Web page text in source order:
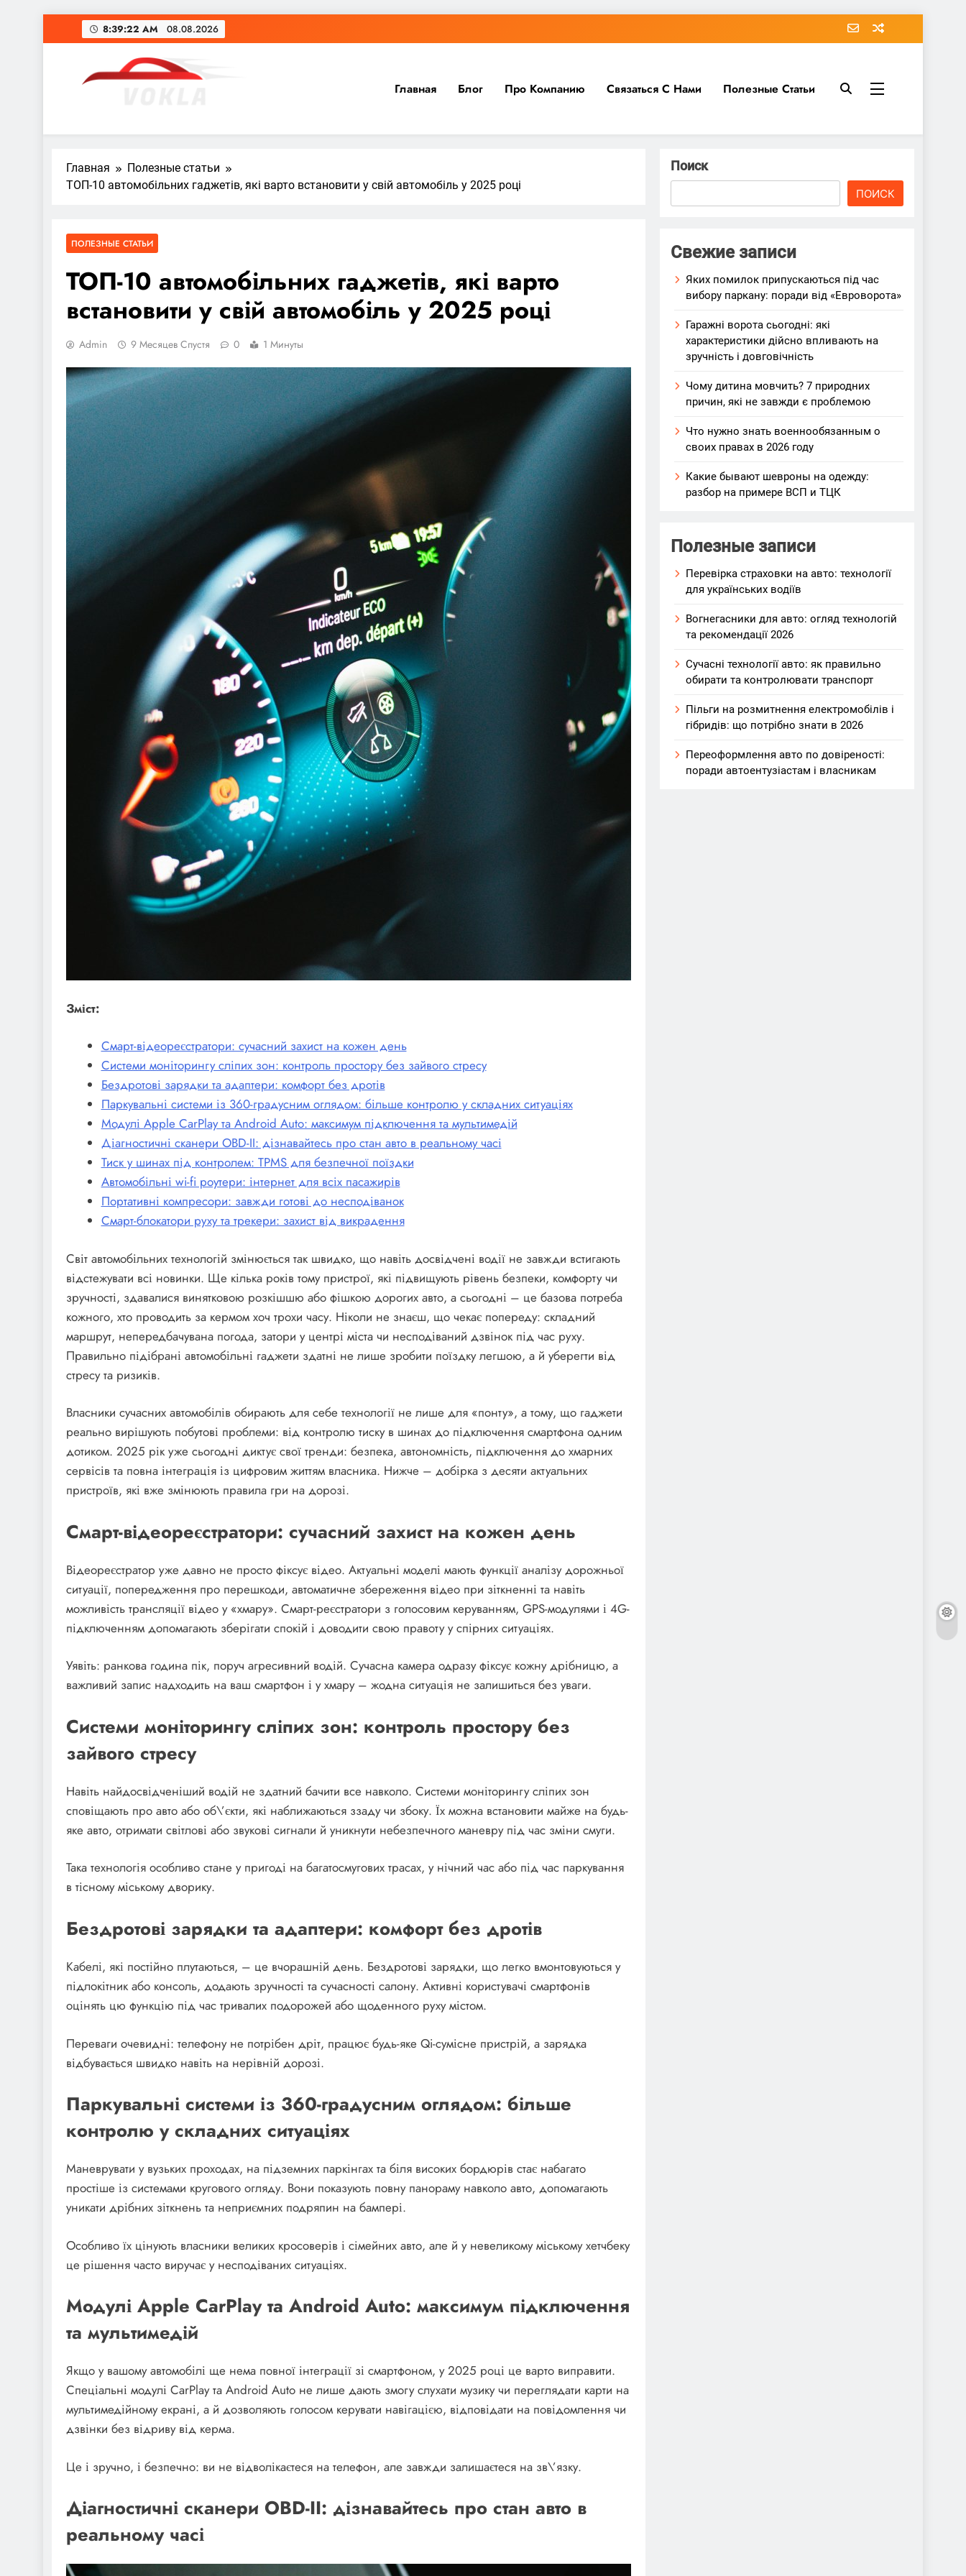
Перейти
8:39:24 AM 08.08.2026
vokla.vn.ua
Главная Блог Про Компанию Связаться С Нами Полезные Статьи
Главная
Полезные статьи
ТОП-10 автомобільних гаджетів, які варто встановити у свій автомобіль у 2025 році
ПОЛЕЗНЫЕ СТАТЬИ
ТОП-10 автомобільних гаджетів, які варто
встановити у свій автомобіль у 2025 році
Admin 9 Месяцев Спустя 0 1 Минуты
Зміст:
Смарт-відеореєстратори: сучасний захист на кожен день
Системи моніторингу сліпих зон: контроль простору без зайвого стресу
Бездротові зарядки та адаптери: комфорт без дротів
Паркувальні системи із 360-градусним оглядом: більше контролю у складних ситуаціях
Модулі Apple CarPlay та Android Auto: максимум підключення та мультимедій
Діагностичні сканери OBD-II: дізнавайтесь про стан авто в реальному часі
Тиск у шинах під контролем: TPMS для безпечної поїздки
Автомобільні wi-fi роутери: інтернет для всіх пасажирів
Портативні компресори: завжди готові до несподіванок
Смарт-блокатори руху та трекери: захист від викрадення
Світ автомобільних технологій змінюється так швидко, що навіть досвідчені водії не завжди встигають
відстежувати всі новинки. Ще кілька років тому пристрої, які підвищують рівень безпеки, комфорту чи
зручності, здавалися винятковою розкішшю або фішкою дорогих авто, а сьогодні – це базова потреба
кожного, хто проводить за кермом хоч трохи часу. Ніколи не знаєш, що чекає попереду: складний
маршрут, непередбачувана погода, затори у центрі міста чи несподіваний дзвінок під час руху.
Правильно підібрані автомобільні гаджети здатні не лише зробити поїздку легшою, а й уберегти від
стресу та ризиків.
Власники сучасних автомобілів обирають для себе технології не лише для «понту», а тому, що гаджети
реально вирішують побутові проблеми: від контролю тиску в шинах до підключення смартфона одним
дотиком. 2025 рік уже сьогодні диктує свої тренди: безпека, автономність, підключення до хмарних
сервісів та повна інтеграція із цифровим життям власника. Нижче – добірка з десяти актуальних
пристроїв, які вже змінюють правила гри на дорозі.
Смарт-відеореєстратори: сучасний захист на кожен день
Відеореєстратор уже давно не просто фіксує відео. Актуальні моделі мають функції аналізу дорожньої
ситуації, попередження про перешкоди, автоматичне збереження відео при зіткненні та навіть
можливість трансляції відео у «хмару». Смарт-реєстратори з голосовим керуванням, GPS-модулями і 4G-
підключенням допомагають зберігати спокій і доводити свою правоту у спірних ситуаціях.
Уявіть: ранкова година пік, поруч агресивний водій. Сучасна камера одразу фіксує кожну дрібницю, а
важливий запис надходить на ваш смартфон і у хмару – жодна ситуація не залишиться без уваги.
Системи моніторингу сліпих зон: контроль простору без
зайвого стресу
Навіть найдосвідченіший водій не здатний бачити все навколо. Системи моніторингу сліпих зон
сповіщають про авто або об\’єкти, які наближаються ззаду чи збоку. Їх можна встановити майже на будь-
яке авто, отримати світлові або звукові сигнали й уникнути небезпечного маневру під час зміни смуги.
Така технологія особливо стане у пригоді на багатосмугових трасах, у нічний час або під час паркування
в тісному міському дворику.
Бездротові зарядки та адаптери: комфорт без дротів
Кабелі, які постійно плутаються, – це вчорашній день. Бездротові зарядки, що легко вмонтовуються у
підлокітник або консоль, додають зручності та сучасності салону. Активні користувачі смартфонів
оцінять цю функцію під час тривалих подорожей або щоденного руху містом.
Переваги очевидні: телефону не потрібен дріт, працює будь-яке Qi-сумісне пристрій, а зарядка
відбувається швидко навіть на нерівній дорозі.
Паркувальні системи із 360-градусним оглядом: більше
контролю у складних ситуаціях
Маневрувати у вузьких проходах, на підземних паркінгах та біля високих бордюрів стає набагато
простіше із системами кругового огляду. Вони показують повну панораму навколо авто, допомагають
уникати дрібних зіткнень та неприємних подряпин на бампері.
Особливо їх цінують власники великих кросоверів і сімейних авто, але й у невеликому міському хетчбеку
це рішення часто виручає у несподіваних ситуаціях.
Модулі Apple CarPlay та Android Auto: максимум підключення
та мультимедій
Якщо у вашому автомобілі ще нема повної інтеграції зі смартфоном, у 2025 році це варто виправити.
Спеціальні модулі CarPlay та Android Auto не лише дають змогу слухати музику чи переглядати карти на
мультимедійному екрані, а й дозволяють голосом керувати навігацією, відповідати на повідомлення чи
дзвінки без відриву від керма.
Це і зручно, і безпечно: ви не відволікаєтеся на телефон, але завжди залишаєтеся на зв\’язку.
Діагностичні сканери OBD-II: дізнавайтесь про стан авто в
реальному часі
Поиск
ПОИСК
Свежие записи
Яких помилок припускаються під час
вибору паркану: поради від «Евроворота»
Гаражні ворота сьогодні: які
характеристики дійсно впливають на
зручність і довговічність
Чому дитина мовчить? 7 природних
причин, які не завжди є проблемою
Что нужно знать военнообязанным о
своих правах в 2026 году
Какие бывают шевроны на одежду:
разбор на примере ВСП и ТЦК
Полезные записи
Перевірка страховки на авто: технології
для українських водіїв
Вогнегасники для авто: огляд технологій
та рекомендації 2026
Сучасні технології авто: як правильно
обирати та контролювати транспорт
Пільги на розмитнення електромобілів і
гібридів: що потрібно знати в 2026
Переоформлення авто по довіреності:
поради автоентузіастам і власникам